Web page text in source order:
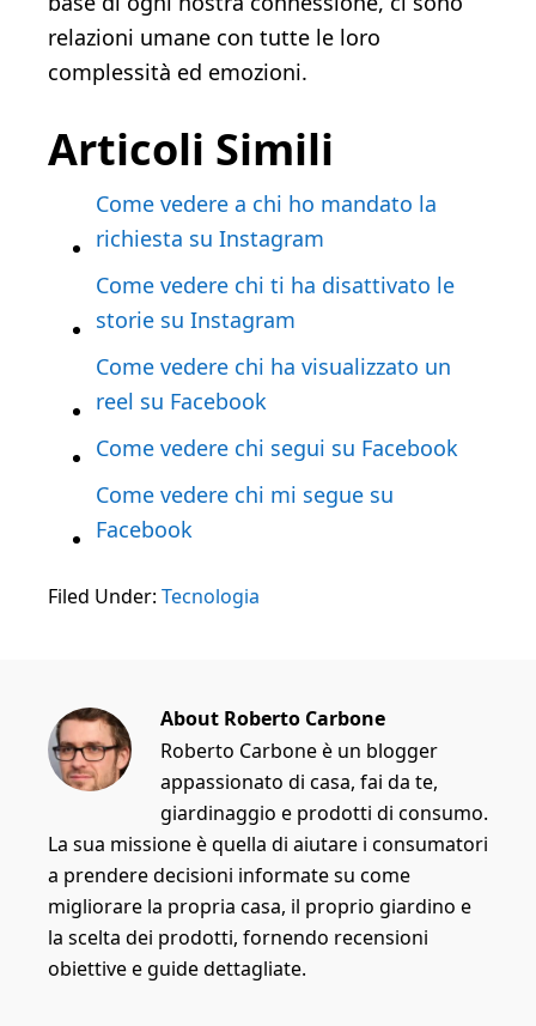
relazioni umane con tutte le loro
complessità ed emozioni.
Articoli Simili
Come vedere a chi ho mandato la
richiesta su Instagram
Come vedere chi ti ha disattivato le
storie su Instagram
Come vedere chi ha visualizzato un
reel su Facebook
Come vedere chi segui su Facebook
Come vedere chi mi segue su
Facebook
Filed Under: Tecnologia
About Roberto Carbone
Roberto Carbone è un blogger
appassionato di casa, fai da te,
giardinaggio e prodotti di consumo.
La sua missione è quella di aiutare i consumatori
a prendere decisioni informate su come
migliorare la propria casa, il proprio giardino e
la scelta dei prodotti, fornendo recensioni
obiettive e guide dettagliate.